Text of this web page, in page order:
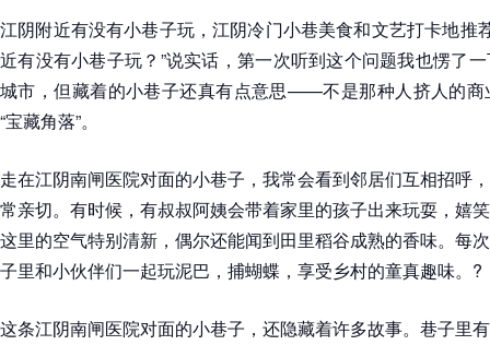
江阴附近有没有小巷子玩，江阴冷门小巷美食和文艺打卡地推
近有没有小巷子玩？”说实话，第一次听到这个问题我也愣了
城市，但藏着的小巷子还真有点意思——不是那种人挤人的商
“宝藏角落”。
走在江阴南闸医院对面的小巷子，我常会看到邻居们互相招呼
常亲切。有时候，有叔叔阿姨会带着家里的孩子出来玩耍，嬉
这里的空气特别清新，偶尔还能闻到田里稻谷成熟的香味。每
子里和小伙伴们一起玩泥巴，捕蝴蝶，享受乡村的童真趣味。?
这条江阴南闸医院对面的小巷子，还隐藏着许多故事。巷子里